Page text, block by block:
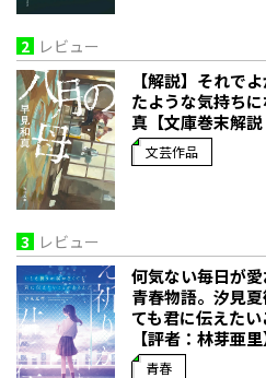
2 レビュー
【解説】それで
たような気持ちに
真【文庫巻末解説
文芸作品
3 レビュー
何気ない毎日が
青春物語。――汐見
ても君に伝えた
【評者：林芽亜里
青春